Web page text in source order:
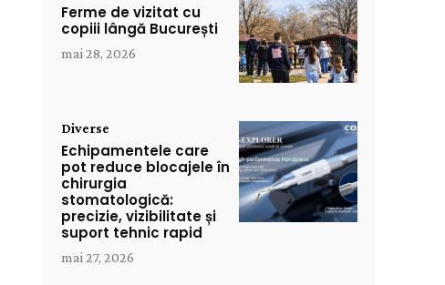
Ferme de vizitat cu
copiii lângă București
mai 28, 2026
Diverse
Echipamentele care
pot reduce blocajele în
chirurgia
stomatologică:
precizie, vizibilitate și
suport tehnic rapid
mai 27, 2026